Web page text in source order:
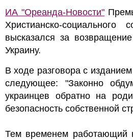
ИА "Ореанда-Новости"
Христианско-
высказался за
Украину.
В ходе разговора с
следующее: "Законно
украинцев обратно на
безопасность собственной
Тем временем